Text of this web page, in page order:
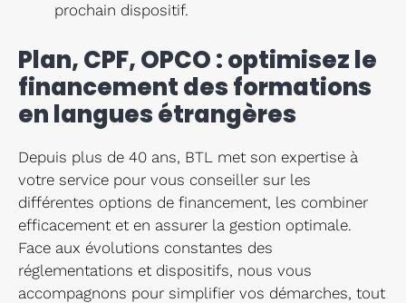
prochain dispositif.
Plan, CPF, OPCO : optimisez le
financement des formations
en langues étrangères
Depuis plus de 40 ans, BTL met son expertise à
votre service pour vous conseiller sur les
différentes options de financement, les combiner
efficacement et en assurer la gestion optimale.
Face aux évolutions constantes des
réglementations et dispositifs, nous vous
accompagnons pour simplifier vos démarches, tout